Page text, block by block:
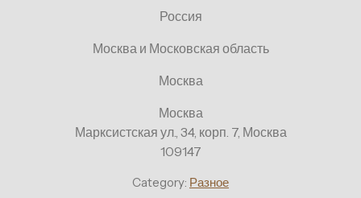
Россия
Москва и Московская область
Москва
Москва
Марксистская ул., 34, корп. 7, Москва
109147
Category: Разное